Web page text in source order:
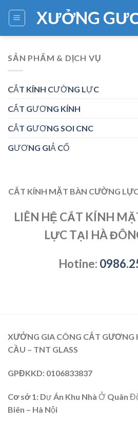
XƯỞNG
CẮT KÍNH MẶT BÀN CƯỜNG
LIÊN HỆ CẮT KÍNH
LỰC TẠI HÀ
Hotine:
SẢN PHẨM & DỊCH VỤ
CẮT KÍNH CƯỜNG LỰC
CẮT GƯƠNG KÍNH
CẮT GƯƠNG SOI CNC
GƯƠNG GIẢ CỔ
XƯỞNG GIA CÔNG CẮT GƯƠNG
CẦU – TNT GLASS
GPĐKKD: 0106833837
Cơ sở 1: Dự Án Khu Nhà Ở Quân
Biên – Hà Nội